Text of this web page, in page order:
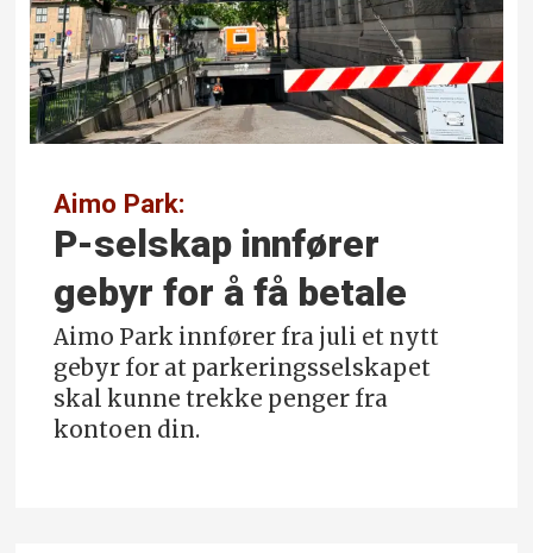
Aimo Park:
P-selskap innfører
gebyr for å få betale
Aimo Park innfører fra juli et nytt
gebyr for at parkerings­selskapet
skal kunne trekke penger fra
kontoen din.